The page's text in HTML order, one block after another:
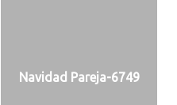
Navidad Pareja-6749